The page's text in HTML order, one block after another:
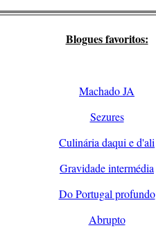
Blogues favoritos:
Machado JA
Sezures
Culinária daqui e d'ali
Gravidade intermédia
Do Portugal profundo
Abrupto